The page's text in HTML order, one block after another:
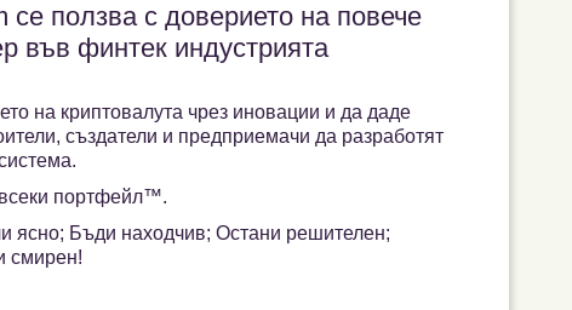
ползва с доверието на повече
във финтек индустрията
на криптовалута чрез иновации и да даде
създатели и предприемачи да разработят
портфейл™.
ясно; Бъди находчив; Остани решителен;
смирен!